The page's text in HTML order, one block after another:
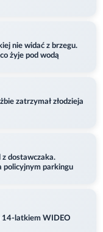
nie widać z brzegu.
żyje pod wodą
zatrzymał złodzieja
z dostawczaka.
policyjnym parkingu
14-latkiem WIDEO